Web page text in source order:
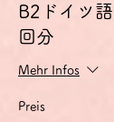
B2ドイツ
回分
Mehr Infos
Preis